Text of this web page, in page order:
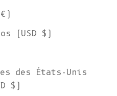
(USD $)
des États-Unis
$)